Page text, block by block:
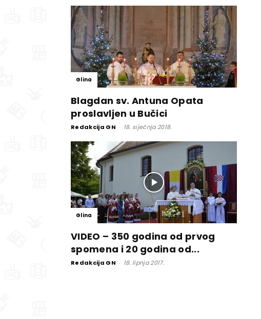
Glina
Blagdan sv. Antuna Opata
proslavljen u Bučici
Redakcija GN - 18. siječnja 2018.
Glina
VIDEO – 350 godina od prvog
spomena i 20 godina od...
Redakcija GN - 18. lipnja 2017.